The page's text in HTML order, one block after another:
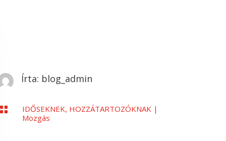
Írta: blog_admin
 IDŐSEKNEK, HOZZÁTARTOZÓKNAK |
Mozgás